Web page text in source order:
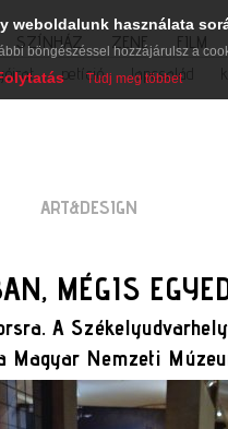
SZÍNHÁZ ZENE FILM
petíció lapcsalád
ART&DESIGN
MÉGIS
A
Nemzeti
weboldalunk használata
böngészéssel hozzájárulsz a
Tudj meg többet